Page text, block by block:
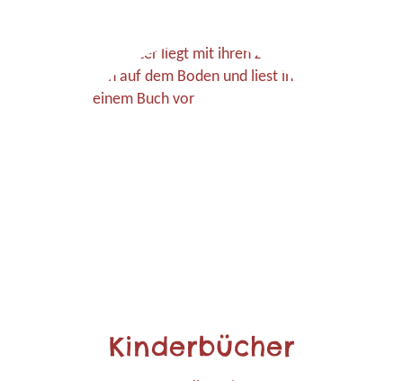
Kinderbücher